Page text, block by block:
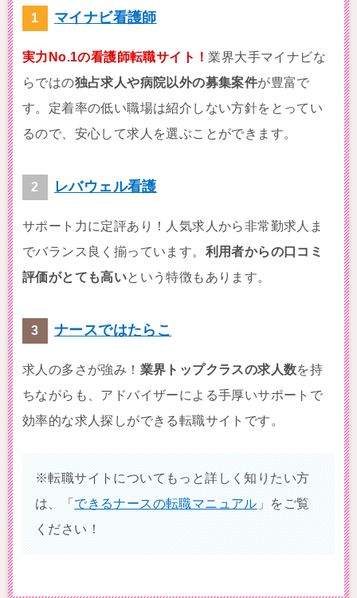
マイナビ看護師
実力No.1の看護師転職サイト！業界大手マイナビな
らではの独占求人や病院以外の募集案件が豊富で
す。定着率の低い職場は紹介しない方針をとってい
るので、安心して求人を選ぶことができます。
レバウェル看護
サポート力に定評あり！人気求人から非常勤求人ま
でバランス良く揃っています。 利用者からの口コミ
評価がとても高いという特徴もあります。
ナースではたらこ
求人の多さが強み！ 業界トップクラスの求人数を持
ちながらも、アドバイザーによる手厚いサポートで
効率的な求人探しができる転職サイトです。
※転職サイトについてもっと詳しく知りたい方
は、「できるナースの転職マニュアル 」をご覧
ください！